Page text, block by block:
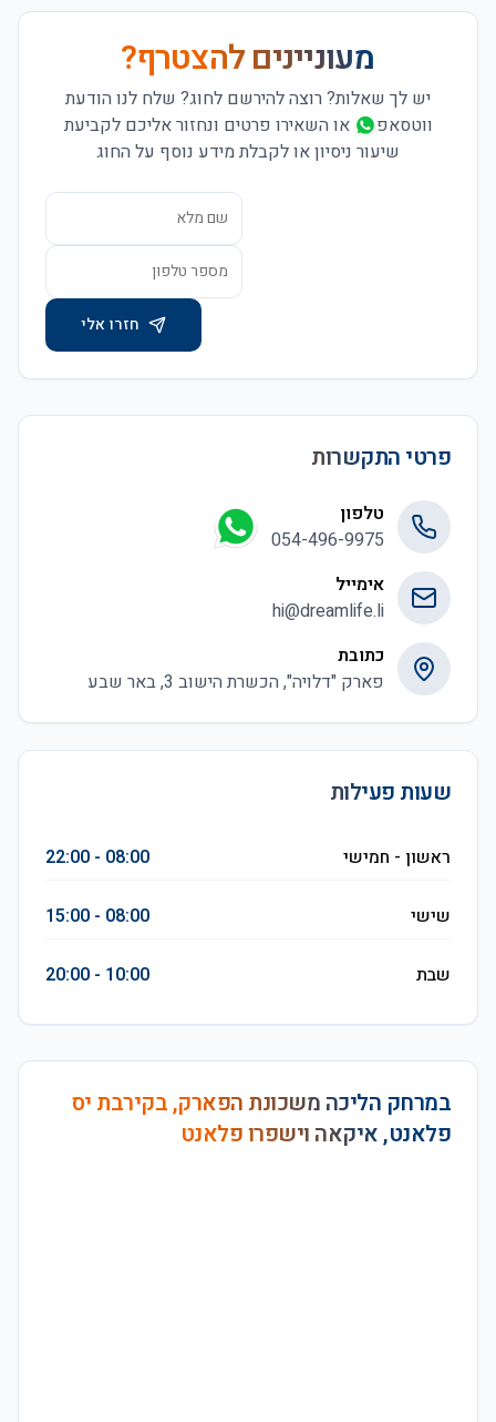
מעוניינים להצטרף?
יש לך שאלות? רוצה להירשם לחוג? שלח לנו הודעת
ווטסאפ
או השאירו פרטים ונחזור אליכם לקביעת
שיעור ניסיון או לקבלת מידע נוסף על החוג
חזרו אלי
פרטי התקשרות
טלפון
054-496-9975
אימייל
hi@dreamlife.li
כתובת
פארק "דלויה", הכשרת הישוב 3, באר שבע
שעות פעילות
ראשון - חמישי 08:00 - 22:00
שישי 08:00 - 15:00
שבת 10:00 - 20:00
במרחק הליכה משכונת הפארק, בקירבת יס
פלאנט, איקאה וישפרו פלאנט